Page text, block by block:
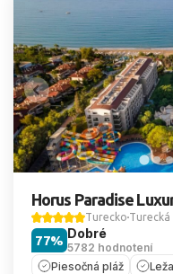
Horus Paradise
Turecko Turecká
Dobré
5782 hodnotení
77%
Piesočná pláž